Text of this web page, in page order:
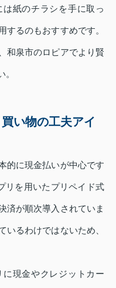
紙のチラシを手に取っ
するのもおすすめです。
和泉市のロピアでより賢
い物の工夫アイ
的に現金払いが中心です
リを用いたプリペイド式
済が順次導入されていま
いるわけではないため、
現金やクレジットカー